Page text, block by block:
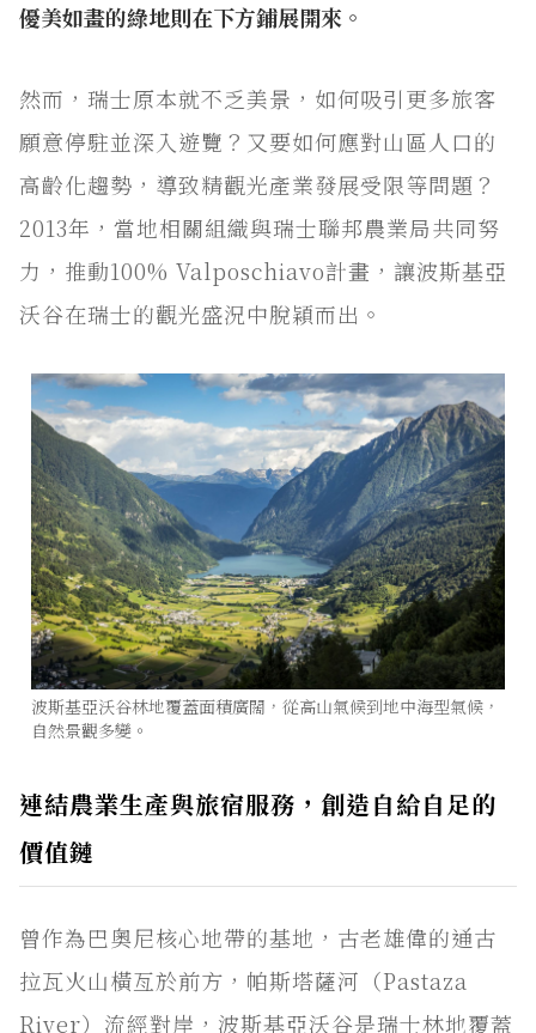
優美如畫的綠地則在下方鋪展開來。
然而，瑞士原本就不乏美景，如何吸引更多旅客
願意停駐並深入遊覽？又要如何應對山區人口的
高齡化趨勢，導致精觀光產業發展受限等問題？
2013年，當地相關組織與瑞士聯邦農業局共同努
力，推動100% Valposchiavo計畫，讓波斯基亞
沃谷在瑞士的觀光盛況中脫穎而出。
波斯基亞沃谷林地覆蓋面積廣闊，從高山氣候到地中海型氣候，
自然景觀多變。
連結農業生產與旅宿服務，創造自給自足的
價值鏈
曾作為巴奧尼核心地帶的基地，古老雄偉的通古
拉瓦火山橫亙於前方，帕斯塔薩河（Pastaza
River）流經對岸，波斯基亞沃谷是瑞士林地覆蓋